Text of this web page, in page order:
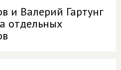
и Валерий Гартунг
отдельных